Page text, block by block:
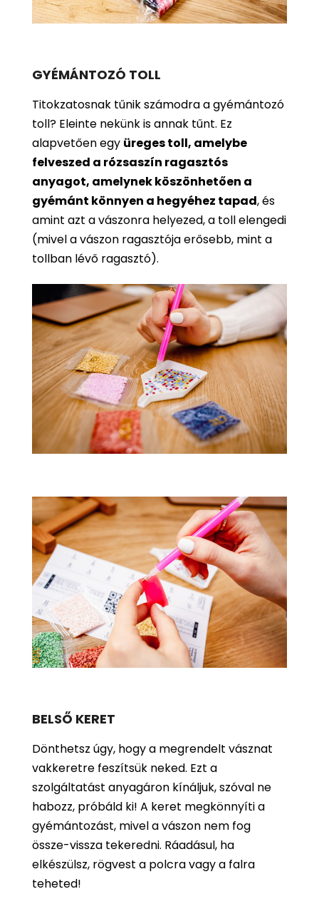
GYÉMÁNTOZÓ TOLL
Titokzatosnak tűnik számodra a gyémántozó
toll? Eleinte nekünk is annak tűnt. Ez
alapvetően egy üreges toll, amelybe
felveszed a rózsaszín ragasztós
anyagot, amelynek köszönhetően a
gyémánt könnyen a hegyéhez tapad, és
amint azt a vászonra helyezed, a toll elengedi
(mivel a vászon ragasztója erősebb, mint a
tollban lévő ragasztó).
BELSŐ KERET
Dönthetsz úgy, hogy a megrendelt vásznat
vakkeretre feszítsük neked. Ezt a
szolgáltatást anyagáron kínáljuk, szóval ne
habozz, próbáld ki! A keret megkönnyíti a
gyémántozást, mivel a vászon nem fog
össze-vissza tekeredni. Ráadásul, ha
elkészülsz, rögvest a polcra vagy a falra
teheted!